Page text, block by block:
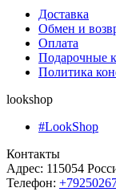
Доставка
Обмен и
Оплата
Подарочные
Политика
lookshop
#LookShop
Контакты
Адрес: 115054
Телефон: